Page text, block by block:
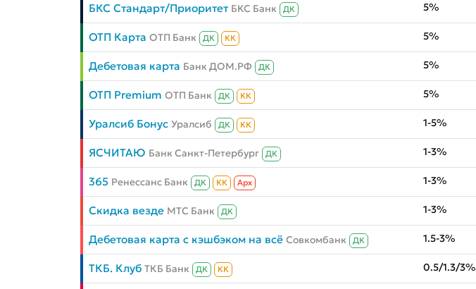
БКС Стандарт/Приоритет БКС Банк ДК 5%
ОТП Карта ОТП Банк ДК КК 5%
Дебетовая карта Банк ДОМ.РФ ДК 5%
ОТП Premium ОТП Банк ДК КК 5%
Уралсиб Бонус Уралсиб ДК КК 1-5%
ЯСЧИТАЮ Банк Санкт-Петербург ДК 1-3%
365 Ренессанс Банк ДК КК Aрх 1-3%
Скидка везде МТС Банк ДК 1-3%
Дебетовая карта с кэшбэком на всё Совкомбанк ДК 1.5-3%
ТКБ. Клуб ТКБ Банк ДК КК 0.5/1.3/3%